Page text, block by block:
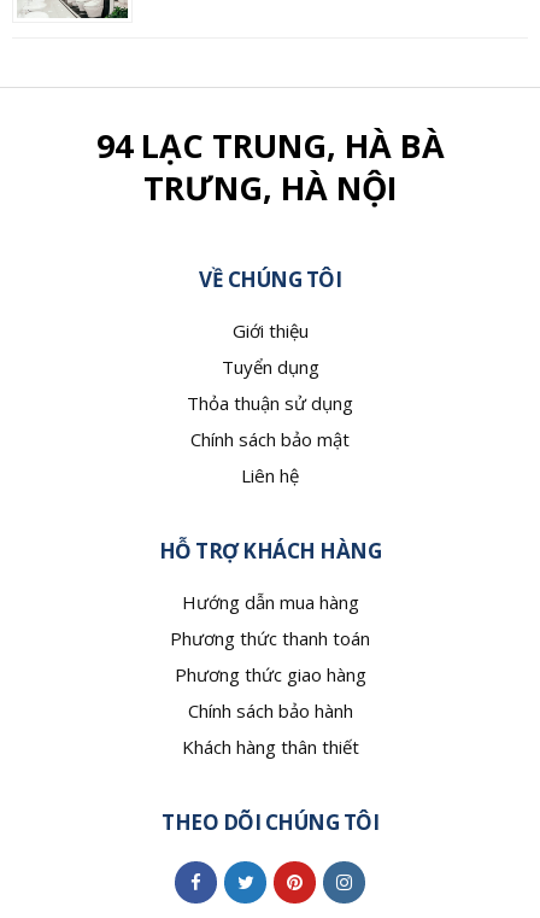
94 LẠC TRUNG, HÀ BÀ
TRƯNG, HÀ NỘI
VỀ CHÚNG TÔI
Giới thiệu
Tuyển dụng
Thỏa thuận sử dụng
Chính sách bảo mật
Liên hệ
HỖ TRỢ KHÁCH HÀNG
Hướng dẫn mua hàng
Phương thức thanh toán
Phương thức giao hàng
Chính sách bảo hành
Khách hàng thân thiết
THEO DÕI CHÚNG TÔI